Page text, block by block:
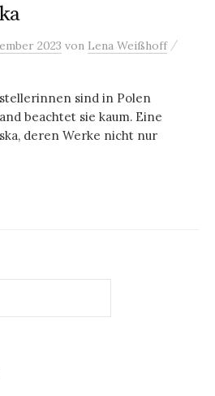
2023 von Lena Weißhoff /
sind in Polen
beachtet sie kaum. Eine
deren Werke nicht nur